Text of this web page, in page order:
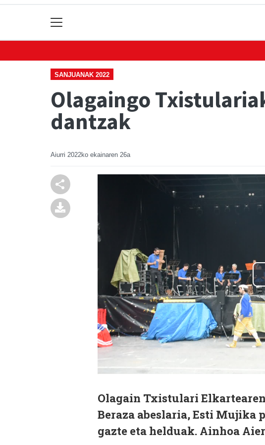
SANJUANAK 2022
Olagaingo
dantzak
Aiurri 2022ko ekainaren 26a
Olagain Txistulari
Beraza abeslaria, Esti Mujika
gazte eta helduak. Ainhoa